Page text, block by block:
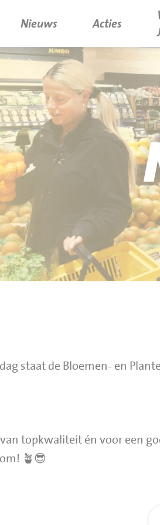
Nieuws Acties
staat de Bloemen- en
topkwaliteit én voor een
🪴😎